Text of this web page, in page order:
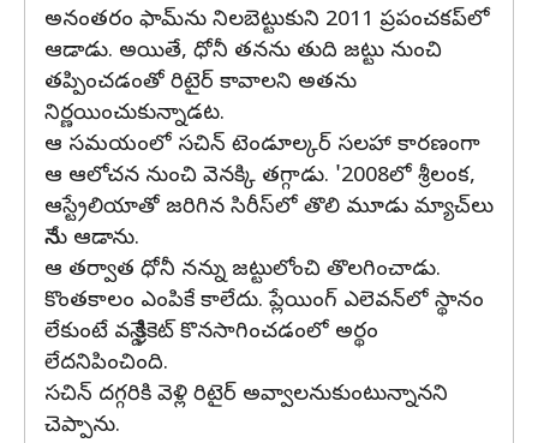
అనంతరం ఫామ్‌ను నిలబెట్టుకుని 2011 ప్రపంచకప్‌లో
ఆడాడు. అయితే, ధోనీ తనను తుది జట్టు నుంచి
తప్పించడంతో రిటైర్ కావాలని అతను
నిర్ణయించుకున్నాడట.
ఆ సమయంలో సచిన్ టెండూల్కర్ సలహా కారణంగా
ఆ ఆలోచన నుంచి వెనక్కి తగ్గాడు. '2008లో శ్రీలంక,
ఆస్ట్రేలియాతో జరిగిన సిరీస్‌లో తొలి మూడు మ్యాచ్‌లు
నేను ఆడాను.
ఆ తర్వాత ధోనీ నన్ను జట్టులోంచి తొలగించాడు.
కొంతకాలం ఎంపికే కాలేదు. ప్లేయింగ్ ఎలెవన్‌లో స్థానం
లేకుంటే వన్డే క్రికెట్ కొనసాగించడంలో అర్థం
లేదనిపించింది.
సచిన్ దగ్గరికి వెళ్లి రిటైర్ అవ్వాలనుకుంటున్నానని
చెప్పాను.